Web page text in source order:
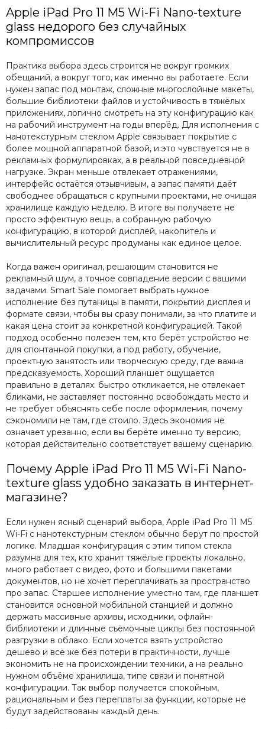
Apple iPad Pro 11 M5 Wi-Fi Nano-texture
glass недорого без случайных
компромиссов
Практика выбора здесь строится не вокруг громких
обещаний, а вокруг того, как именно вы работаете. Если
нужен запас под монтаж, сложные многослойные макеты,
большие библиотеки файлов и устойчивость в тяжёлых
приложениях, логично смотреть на эту конфигурацию как
на рабочий инструмент на годы вперёд. Для исполнения с
нанотекстурным стеклом Apple связывает покрытие с
более мощной аппаратной базой, и это чувствуется не в
рекламных формулировках, а в реальной повседневной
нагрузке. Экран меньше отвлекает отражениями,
интерфейс остаётся отзывчивым, а запас памяти даёт
свободнее обращаться с крупными проектами, не очищая
хранилище каждую неделю. В итоге вы получаете не
просто эффектную вещь, а собранную рабочую
конфигурацию, в которой дисплей, накопитель и
вычислительный ресурс продуманы как единое целое.
Когда важен оригинал, решающим становится не
рекламный шум, а точное совпадение версии с вашими
задачами. Smart Sale помогает выбрать нужное
исполнение без путаницы в памяти, покрытии дисплея и
формате связи, чтобы вы сразу понимали, за что платите и
какая цена стоит за конкретной конфигурацией. Такой
подход особенно полезен тем, кто берёт устройство не
для спонтанной покупки, а под работу, обучение,
проектную занятость или творческую среду, где важна
предсказуемость. Хороший планшет ощущается
правильно в деталях: быстро откликается, не отвлекает
бликами, не заставляет постоянно освобождать место и
не требует объяснять себе после оформления, почему
сэкономили не там, где стоило. Здесь экономия не
означает урезанно, если вы берёте именно ту версию,
которая действительно соответствует вашему сценарию.
Почему Apple iPad Pro 11 M5 Wi-Fi Nano-
texture glass удобно заказать в интернет-
магазине?
Если нужен ясный сценарий выбора, Apple iPad Pro 11 M5
Wi-Fi с нанотекстурным стеклом обычно берут по простой
логике. Младшая конфигурация с этим типом стекла
разумна для тех, кто хранит тяжёлые проекты локально,
много работает с видео, фото и большими пакетами
документов, но не хочет переплачивать за пространство
про запас. Старшее исполнение уместно там, где планшет
становится основной мобильной станцией и должно
держать массивные архивы, исходники, офлайн-
библиотеки и длинные съёмочные циклы без постоянной
разгрузки в облако. Если хочется взять устройство
дешево и всё же без потери в практичности, лучше
экономить не на происхождении техники, а на реально
нужном объёме хранилища, типе связи и понятной
конфигурации. Так выбор получается спокойным,
рациональным и без переплаты за функции, которые не
будут задействованы каждый день.